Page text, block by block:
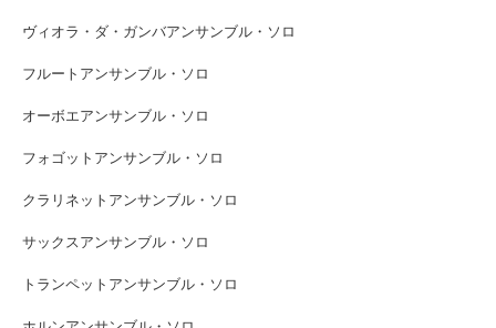
ヴィオラ・ダ・ガンバアンサンブル・ソロ
フルートアンサンブル・ソロ
オーボエアンサンブル・ソロ
フォゴットアンサンブル・ソロ
クラリネットアンサンブル・ソロ
サックスアンサンブル・ソロ
トランペットアンサンブル・ソロ